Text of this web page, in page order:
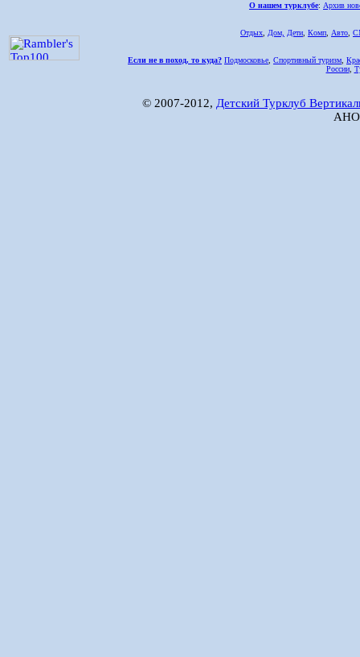
О нашем турклубе: Архив
Отдых Дом, Дети Комп Авто
Если не в поход, то куда? Подмосковье Спортивный туризм
России,
© 2007-2012, Детский Турклуб
АНО